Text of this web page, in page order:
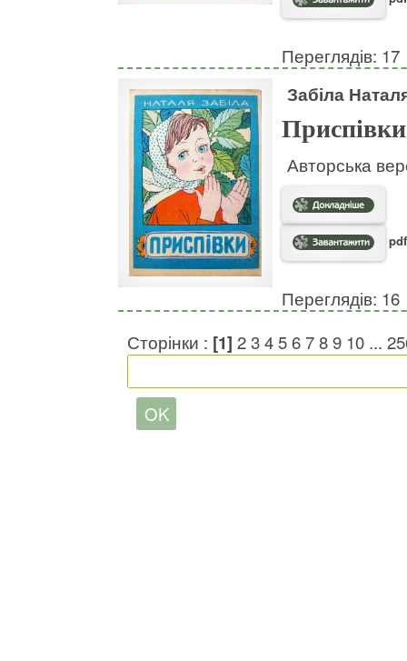
Переглядів: 17
Забіла
Приспівки
Авторська
Переглядів: 16
Сторінки : [1] 23456789 10 ...